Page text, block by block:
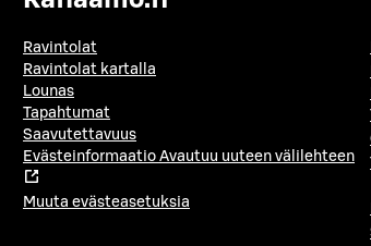
Ravintolat
Ravintolat kartalla
Lounas
Tapahtumat
Saavutettavuus
Evästeinformaatio Avautuu uuteen välilehteen
Muuta evästeasetuksia